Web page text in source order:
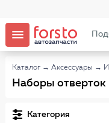
Каталог → Аксессуары →
Наборы отверток
Категория